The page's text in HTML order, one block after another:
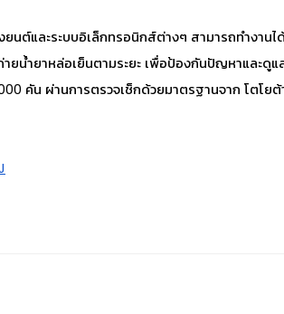
นต์และระบบอิเล็กทรอนิกส์ต่างๆ สามารถทำงาน
ยน้ำยาหล่อเย็นตามระยะ เพื่อป้องกันปัญหาและดูแ
คัน ผ่านการตรวจเช็กด้วยมาตรฐานจาก โตโยต้